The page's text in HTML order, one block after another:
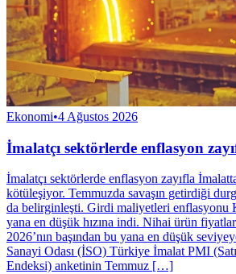
Ekonomi•4 Ağustos 2026
İmalatçı sektörlerde enflasyon
İmalatçı sektörlerde enflasyon zayıfla
kötüleşiyor. Temmuzda savaşın getirdiği
da belirginleşti. Girdi maliyetleri enflasyonu
yana en düşük hızına indi. Nihai ürün
2026’nın başından bu yana en düşük
Sanayi Oda­sı (İSO) Türkiye İmalat PMI
Endeksi) anketinin Temmuz […]